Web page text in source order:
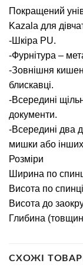
Покращений
Kazala для
-Шкіра PU.
-Фурнітура –
-Зовнішня
блискавці.
-Всередині
документи.
-Всередині два
мишки або
Розміри
Ширина по
Висота по
Висота до
Глибина
СХОЖІ